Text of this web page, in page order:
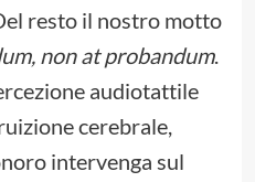
resto il nostro motto
non at probandum.
audiotattile
cerebrale,
intervenga sul